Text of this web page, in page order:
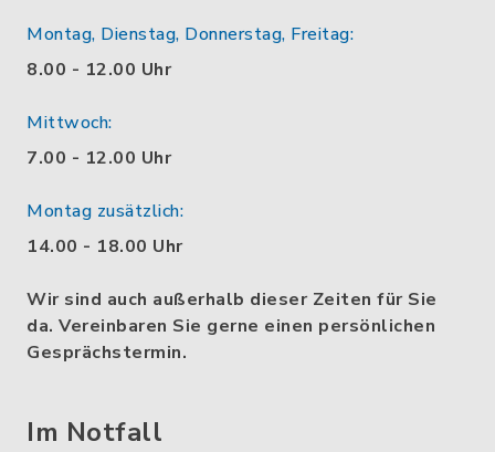
Montag, Dienstag, Donnerstag, Freitag:
8.00 - 12.00 Uhr
Mittwoch:
7.00 - 12.00 Uhr
Montag zusätzlich:
14.00 - 18.00 Uhr
Wir sind auch außerhalb dieser Zeiten für Sie
da. Vereinbaren Sie gerne einen persönlichen
Gesprächstermin.
Im Notfall